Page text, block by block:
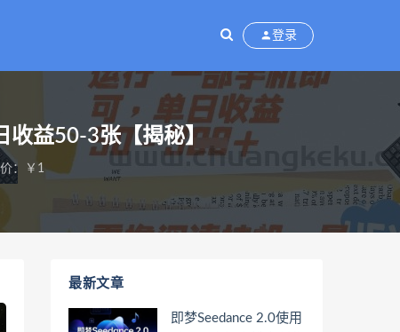
登录
收益50-3张【揭秘】
：￥1
最新文章
即梦Seedance 2.0使用